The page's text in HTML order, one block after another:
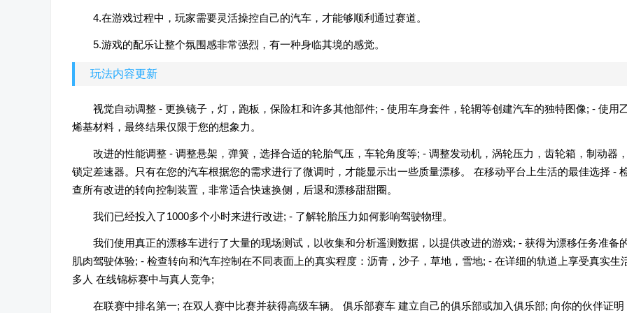
4.在游戏过程中，玩家需要灵活操控自己的汽车，才能够顺利通过赛道。
5.游戏的配乐让整个氛围感非常强烈，有一种身临其境的感觉。
玩法内容更新
视觉自动调整 - 更换镜子，灯，跑板，保险杠和许多其他部件; - 使用车身套件，轮辋等创建汽车的独特图像; - 使用
烯基材料，最终结果仅限于您的想象力。
改进的性能调整 - 调整悬架，弹簧，选择合适的轮胎气压，车轮角度等; - 调整发动机，涡轮压力，齿轮箱，制动器，
锁定差速器。只有在您的汽车根据您的需求进行了微调时，才能显示出一些质量漂移。 在移动平台上生活的最佳选择 -
查所有改进的转向控制装置，非常适合快速换侧，后退和漂移甜甜圈。
我们已经投入了1000多个小时来进行改进; - 了解轮胎压力如何影响驾驶物理。
我们使用真正的漂移车进行了大量的现场测试，以收集和分析遥测数据，以提供改进的游戏; - 获得为漂移任务准备
肌肉驾驶体验; - 检查转向和汽车控制在不同表面上的真实程度：沥青，沙子，草地，雪地; - 在详细的轨道上享受真实生
多人 在线锦标赛中与真人竞争;
在联赛中排名第一; 在双人赛中比赛并获得高级车辆。 俱乐部赛车 建立自己的俱乐部或加入俱乐部; 向你的伙伴证明